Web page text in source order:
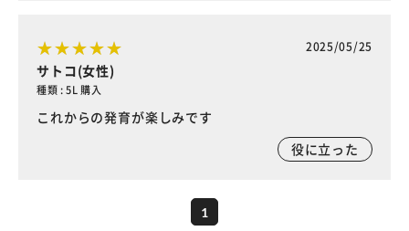
2025/05/25
サトコ(女性)
種類 : 5L 購入
これからの発育が楽しみです
役に立った
1